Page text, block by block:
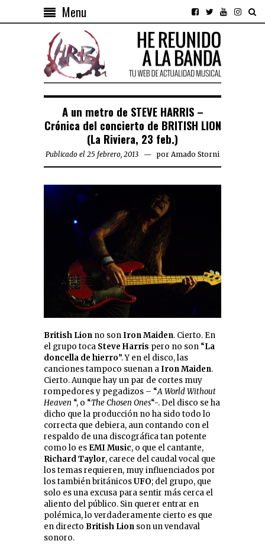
Menu
A un metro de STEVE HARRIS –
Crónica del concierto de BRITISH LION
(La Riviera, 23 feb.)
Publicado el 25 febrero, 2013 por Amado Storni
British Lion no sonIron Maiden. Cierto. En
el grupo toca Steve Harris pero no son “La
doncella de hierro”. Y en el disco, las
canciones tampoco suenan aIron Maiden.
Cierto. Aunque hay un par de cortes muy
rompedores y pegadizos – “A World Without
Heaven “, o “The Chosen Ones“-. Del disco se ha
dicho que la producción no ha sido todo lo
correcta que debiera, aun contando con el
respaldo de una discográfica tan potente
como lo es EMI Music, o que el cantante,
Richard Taylor, carece del caudal vocal que
los temas requieren, muy influenciados por
los también británicosUFO; del grupo, que
solo es una excusa para sentir más cerca el
aliento del público. Sin querer entrar en
polémica, lo verdaderamente cierto es que
en directo British Lion son un vendaval
sonoro.